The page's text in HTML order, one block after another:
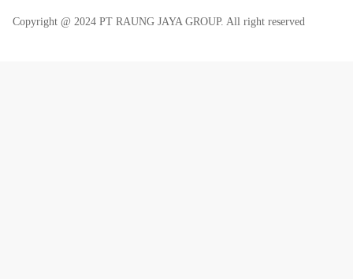
Copyright @ 2024 PT RAUNG JAYA GROUP. All right reserved